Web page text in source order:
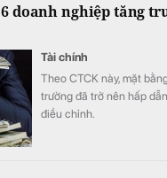
doanh nghiệp tăng
Tài chính
Theo CTCK này, mặt
trường đã trở nên hấp
điều chỉnh.